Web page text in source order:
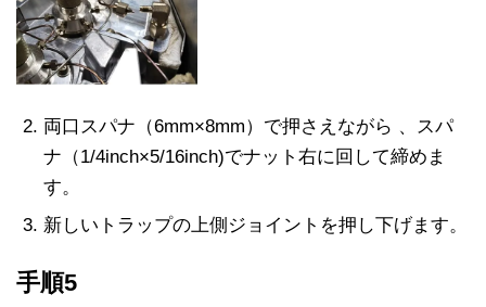
両口スパナ（6mm×8mm）で押さえながら 、スパ
ナ（1/4inch×5/16inch)でナット右に回して締めま
す。
新しいトラップの上側ジョイントを押し下げます。
手順5